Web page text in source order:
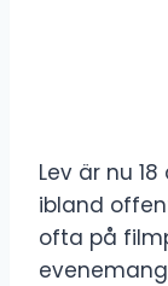
Lev är nu
ibland
ofta på